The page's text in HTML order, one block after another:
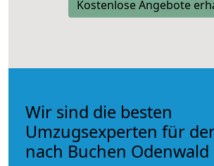
Kostenlose Angebote
Wir sind die besten
Umzugsexperten für
nach Buchen Odenwald